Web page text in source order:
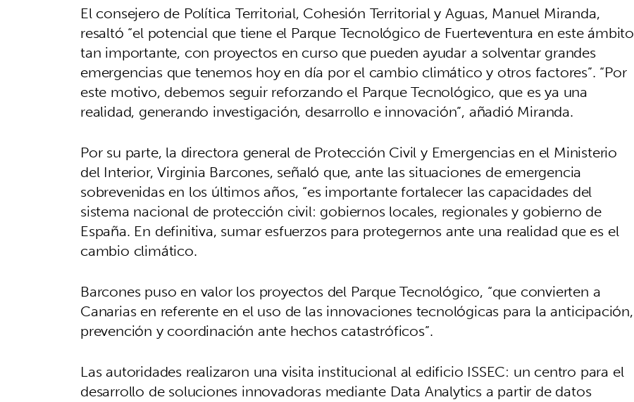
El consejero de Política Territorial, Cohesión Territorial y Aguas, Manuel Miranda,
resaltó “el potencial que tiene el Parque Tecnológico de Fuerteventura en este ámbito
tan importante, con proyectos en curso que pueden ayudar a solventar grandes
emergencias que tenemos hoy en día por el cambio climático y otros factores”. “Por
este motivo, debemos seguir reforzando el Parque Tecnológico, que es ya una
realidad, generando investigación, desarrollo e innovación”, añadió Miranda.
Por su parte, la directora general de Protección Civil y Emergencias en el Ministerio
del Interior, Virginia Barcones, señaló que, ante las situaciones de emergencia
sobrevenidas en los últimos años, “es importante fortalecer las capacidades del
sistema nacional de protección civil: gobiernos locales, regionales y gobierno de
España. En definitiva, sumar esfuerzos para protegernos ante una realidad que es el
cambio climático.
Barcones puso en valor los proyectos del Parque Tecnológico, “que convierten a
Canarias en referente en el uso de las innovaciones tecnológicas para la anticipación,
prevención y coordinación ante hechos catastróficos”.
Las autoridades realizaron una visita institucional al edificio ISSEC: un centro para el
desarrollo de soluciones innovadoras mediante Data Analytics a partir de datos